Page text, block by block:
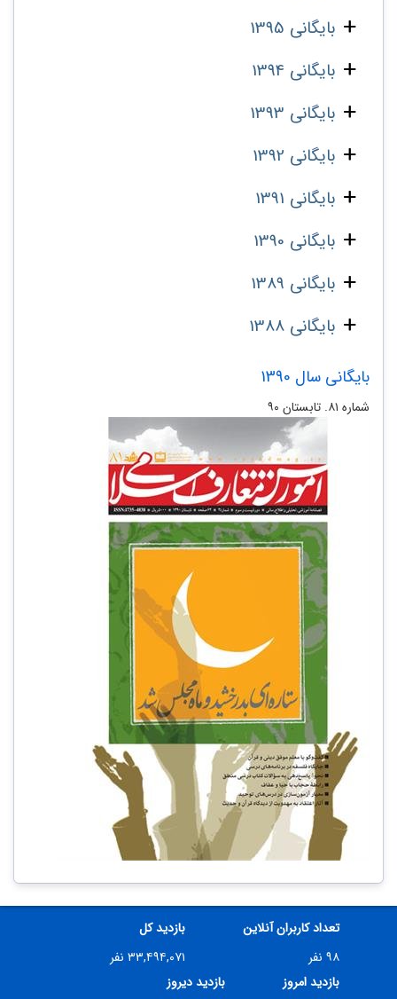
بایگانی 1395
بایگانی 1394
بایگانی 1393
بایگانی 1392
بایگانی 1391
بایگانی 1390
بایگانی 1389
بایگانی 1388
بایگانی سال 1390
شماره‌ ۸۱. تابستان ۹۰
تعداد کاربران آنلاین
۹۸ نفر
بازدید کل
۳۳,۴۹۴,۰۷۱ نفر
بازدید امروز
بازدید دیروز